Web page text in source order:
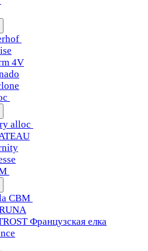
4V
alloc
CBM
Французская елка